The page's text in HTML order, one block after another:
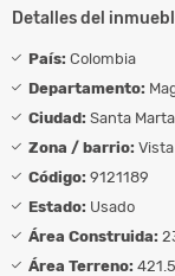
Detalles del
País: Colombia
Departamento:
Ciudad: Santa Marta
Zona / barrio:
Código: 9121189
Estado: Usado
Área Construida:
Área Terreno: